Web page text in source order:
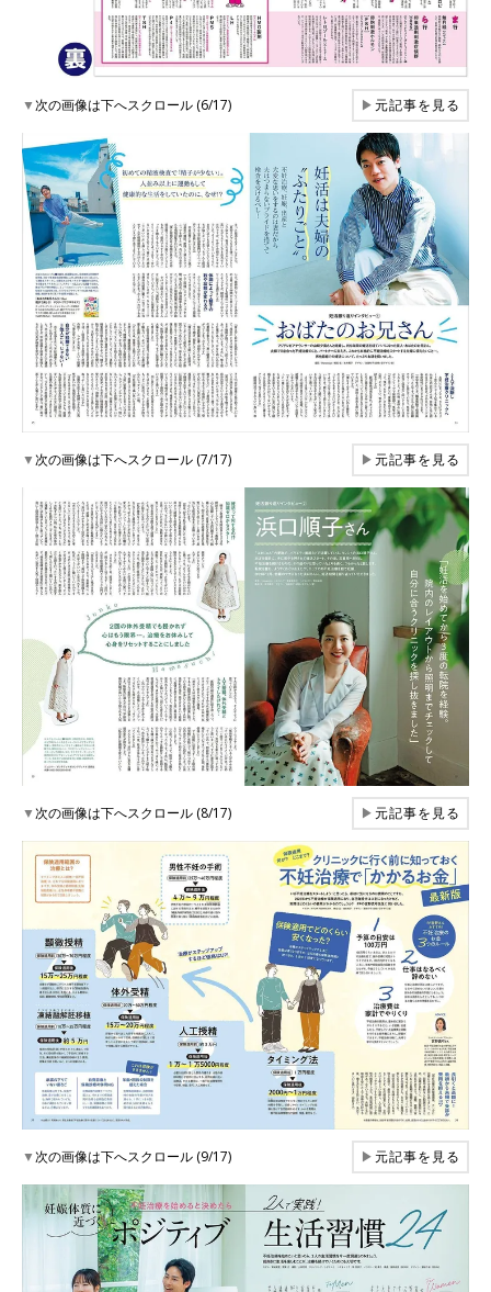
▼次の画像は下へスクロール (6/17) ▶元記事を見る
▼次の画像は下へスクロール (7/17) ▶元記事を見る
▼次の画像は下へスクロール (8/17) ▶元記事を見る
▼次の画像は下へスクロール (9/17) ▶元記事を見る